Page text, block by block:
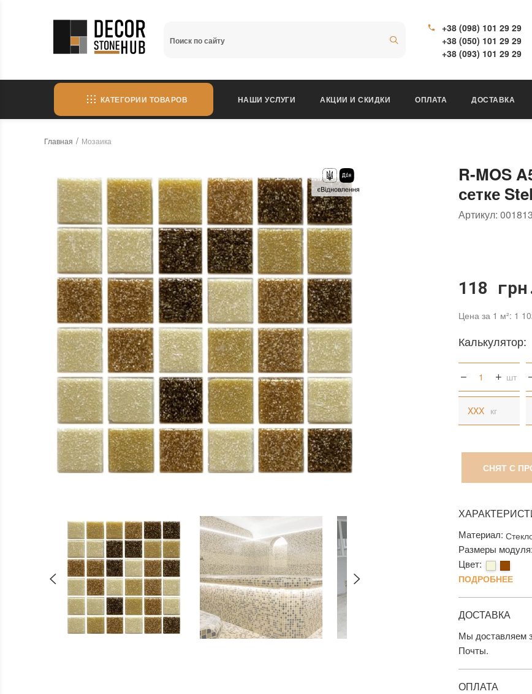
+38 (098) 101 29 29
+38 (050) 101 29 29
+38 (093) 101 29 29
КАТЕГОРИИ ТОВАРОВ НАШИ УСЛУГИ АКЦИИ И СКИДКИ ОПЛАТА ДОСТАВКА
Главная Мозаика
R-MOS
сетке
Артикул: 001813
118
Цена за 1 м²: 1
Калькулятор:
шт
кг
СНЯТ С
Материал:
Размеры модуля:
Цвет:
ПОДРОБНЕЕ
ДОСТАВКА
Мы доставляем
Почты.
ОПЛАТА